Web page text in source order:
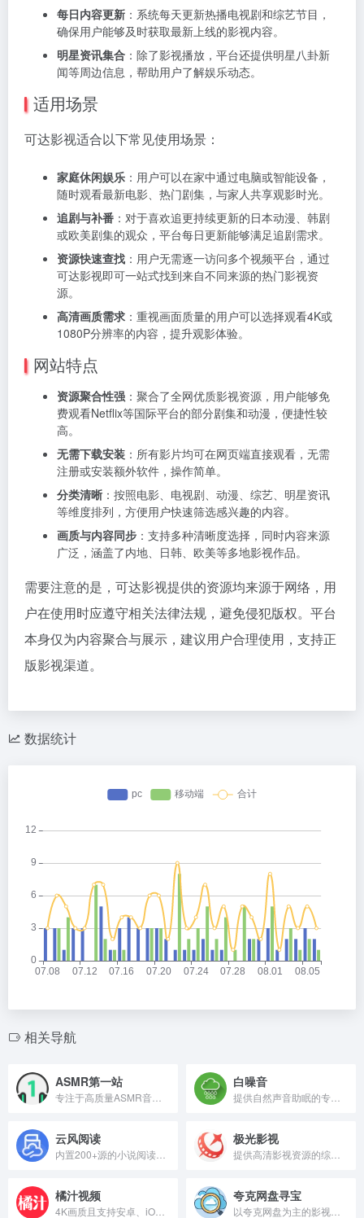
每日内容更新 ：系统每天更新热播电视剧和综艺节目，
确保用户能够及时获取最新上线的影视内容。
明星资讯集合 ：除了影视播放，平台还提供明星八卦新
闻等周边信息，帮助用户了解娱乐动态。
适用场景
可达影视适合以下常见使用场景：
家庭休闲娱乐 ：用户可以在家中通过电脑或智能设备，
随时观看最新电影、热门剧集，与家人共享观影时光。
追剧与补番 ：对于喜欢追更持续更新的日本动漫、韩剧
或欧美剧集的观众，平台每日更新能够满足追剧需求。
资源快速查找 ：用户无需逐一访问多个视频平台，通过
可达影视即可一站式找到来自不同来源的热门影视资
源。
高清画质需求 ：重视画面质量的用户可以选择观看4K或
1080P分辨率的内容，提升观影体验。
网站特点
资源聚合性强 ：聚合了全网优质影视资源，用户能够免
费观看Netflix等国际平台的部分剧集和动漫，便捷性较
高。
无需下载安装 ：所有影片均可在网页端直接观看，无需
注册或安装额外软件，操作简单。
分类清晰 ：按照电影、电视剧、动漫、综艺、明星资讯
等维度排列，方便用户快速筛选感兴趣的内容。
画质与内容同步 ：支持多种清晰度选择，同时内容来源
广泛，涵盖了内地、日韩、欧美等多地影视作品。
需要注意的是，可达影视提供的资源均来源于网络，用
户在使用时应遵守相关法律法规，避免侵犯版权。平台
本身仅为内容聚合与展示，建议用户合理使用，支持正
版影视渠道。
数据统计
相关导航
ASMR第一站 白噪音
云风阅读 极光影视
橘汁视频 夸克网盘寻宝